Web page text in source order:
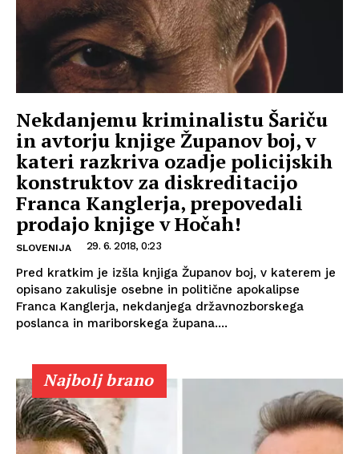
Nekdanjemu kriminalistu Šariču
in avtorju knjige Županov boj, v
kateri razkriva ozadje policijskih
konstruktov za diskreditacijo
Franca Kanglerja, prepovedali
prodajo knjige v Hočah!
SLOVENIJA 29. 6. 2018, 0:23
Pred kratkim je izšla knjiga Županov boj, v katerem je
opisano zakulisje osebne in politične apokalipse
Franca Kanglerja, nekdanjega državnozborskega
poslanca in mariborskega župana....
Najbolj brano